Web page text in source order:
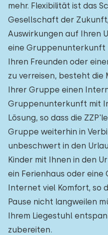
mehr. Flexibilität ist das
Gesellschaft der
Auswirkungen auf Ihren
eine Gruppenunterkunft
Ihren Freunden oder
zu verreisen, besteht die
Ihrer Gruppe einen
Gruppenunterkunft mit
Lösung, so dass die
Gruppe weiterhin in
unbeschwert in den
Kinder mit Ihnen in den
ein Ferienhaus oder
Internet viel Komfort, so
Pause nicht langweilen
Ihrem Liegestuhl
zubereiten.